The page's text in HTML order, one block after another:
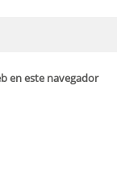
en este navegador